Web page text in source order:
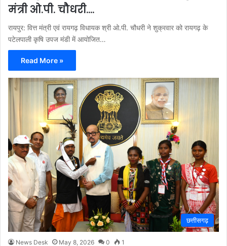
मंत्री ओ.पी. चौधरी….
रायपुर: वित्त मंत्री एवं रायगढ़ विधायक श्री ओ.पी. चौधरी ने शुक्रवार को रायगढ़ के
पटेलपाली कृषि उपज मंडी में आयोजित…
Read More »
छत्तीसगढ़
News Desk May 8, 2026 0 1